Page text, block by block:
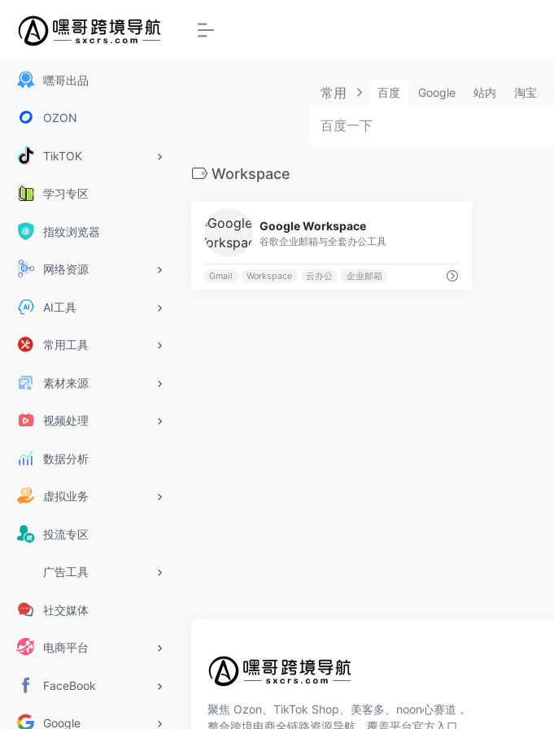
嘿哥出品
OZON
TikTOK
学习专区
指纹浏览器
网络资源
AI工具
常用工具
素材来源
视频处理
数据分析
虚拟业务
投流专区
广告工具
社交媒体
电商平台
FaceBook
Google
常用 百度 Google 站内 淘宝
Workspace
Google Workspace
谷歌企业邮箱与全套办公工具
Gmail Workspace 云办公 企业邮箱
聚焦 Ozon、TikTok Shop、美客多、noon心赛道，
整合跨境电商全链路资源导航，覆盖平台官方入口、